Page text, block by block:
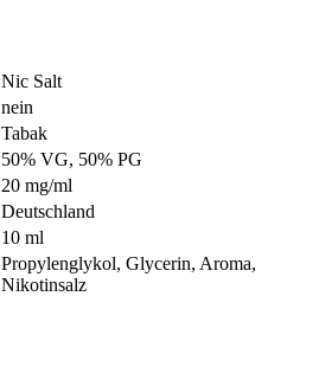
Nic Salt
nein
Tabak
50% VG, 50% PG
20 mg/ml
Deutschland
10 ml
Propylenglykol, Glycerin, Aroma,
Nikotinsalz